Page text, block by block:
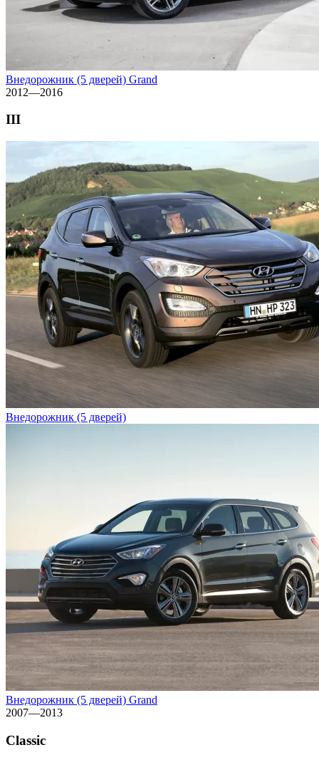
Внедорожник (5 дверей) Grand
2012—2016
III
Внедорожник (5 дверей)
Внедорожник (5 дверей) Grand
2007—2013
Classic